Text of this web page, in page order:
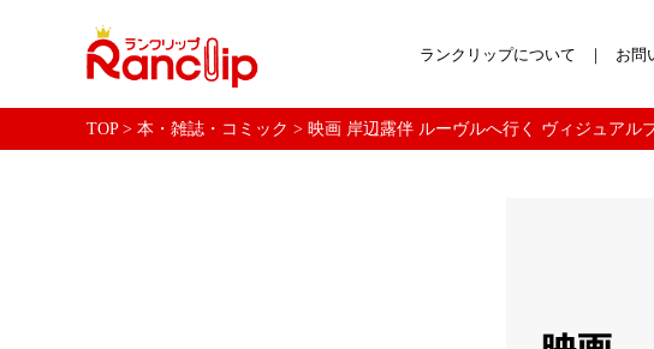
ランクリップについて お問
TOP> 本・雑誌・コミック > 映画 岸辺露伴 ルーヴルへ行く ヴィジュアル